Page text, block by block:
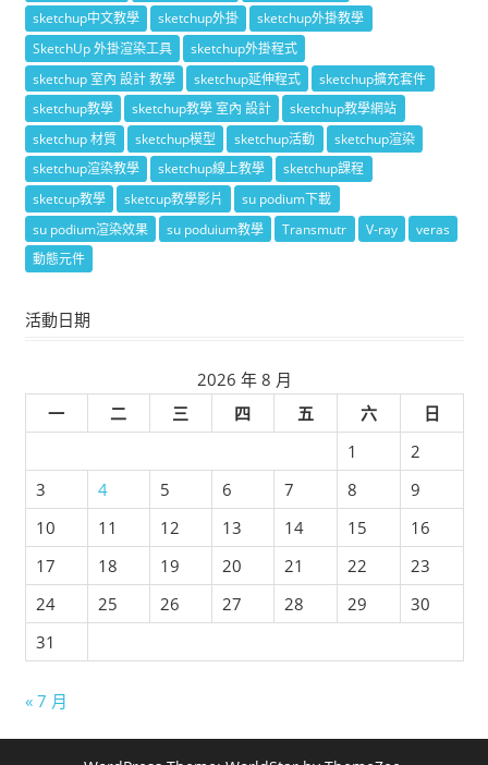
sketchup中文教學
sketchup外掛
sketchup外掛教學
SketchUp 外掛渲染工具
sketchup外掛程式
sketchup 室內 設計 教學
sketchup延伸程式
sketchup擴充套件
sketchup教學
sketchup教學 室內 設計
sketchup教學網站
sketchup 材質
sketchup模型 sketchup活動
sketchup渲染
sketchup渲染教學
sketchup線上教學
sketchup課程
sketcup教學
sketcup教學影片
su podium下載
su podium渲染效果
su poduium教學 Transmutr V-ray
veras
動態元件
活動日期
2026 年 8 月
一
二 三 四 五 六
日
1
2
3
4 5 6 7 8
9
10
11 12 13 14 15
16
17
18 19 20 21 22
23
24
25 26 27 28 29
30
31
« 7 月